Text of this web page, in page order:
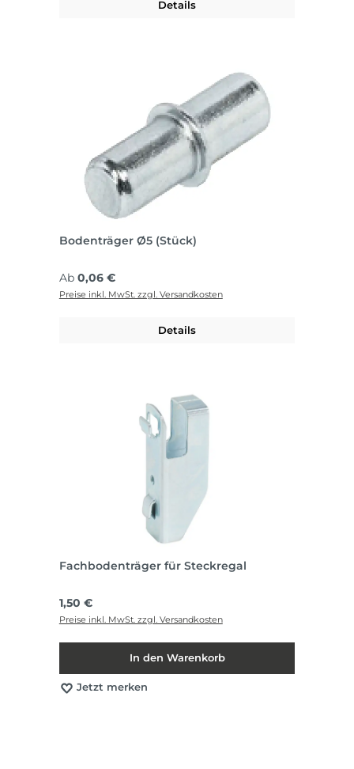
Details
Bodenträger Ø5 (Stück)
Regulärer Preis:
Ab 0,06 €
Preise inkl. MwSt. zzgl. Versandkosten
Details
Fachbodenträger für Steckregal
Regulärer Preis:
1,50 €
Preise inkl. MwSt. zzgl. Versandkosten
In den Warenkorb
Jetzt merken